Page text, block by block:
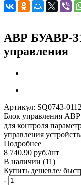
АВР БУАВР-
управления
Артикул: SQ0743-0112
Блок управления
для контроля
управления
Подробнее
8 740.90 руб./шт
В наличии (11)
Купить дешевле/
-